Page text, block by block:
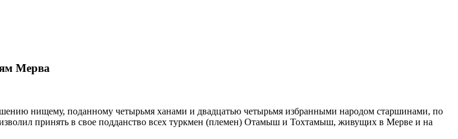
Мерва
нищему, поданному четырьмя ханами и двадцатью четырьмя избранными народом старшинами, по
принять в свое подданство всех туркмен (племен) Отамыш и Тохтамыш, живущих в Мерве и на